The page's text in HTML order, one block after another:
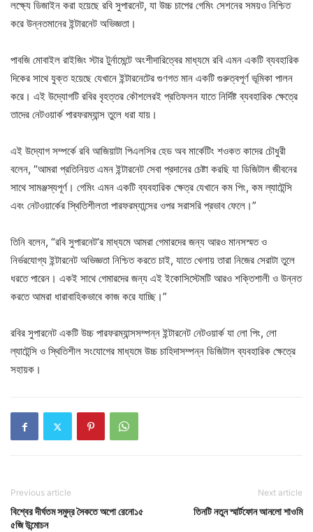
লক্ষ্যে ডিজাইন করা হয়েছে রবি সুপারনেট, যা উচ্চ চাপের গেমিং সেশনের সময়ও নিশ্চিত
করে উন্নতমানের ইন্টারনেট অভিজ্ঞতা।
পাবজি মোবাইল রাইজিং স্টার টুর্নামেন্টে অংশীদারিত্বের মাধ্যমে রবি এমন একটি ব্যবহারিক
দিকের সাথে যুক্ত হয়েছে যেখানে ইন্টারনেটের গুণগত মান একটি গুরুত্বপূর্ণ ভূমিকা পালন
করে। এই উদ্যোগটি রবির বৃহত্তর কৌশলেরই প্রতিফলন যাতে নির্দিষ্ট ব্যবহারিক ক্ষেত্রে
তাদের নেটওয়ার্ক পারফরম্যান্স তুলে ধরা যায়।
এই উদ্যোগ সম্পর্কে রবি আজিয়াটা পিএলসির হেড অব মার্কেটিং শওকত কাদের চৌধুরী
বলেন, “আমরা প্রতিনিয়ত এমন ইন্টারনেট সেবা প্রদানের চেষ্টা করছি যা ডিজিটাল জীবনের
সাথে সামঞ্জস্যপূর্ণ। গেমিং এমন একটি ব্যবহারিক ক্ষেত্র যেখানে কম পিং, কম ল্যাটেন্সি
এবং নেটওয়ার্কের স্থিতিশীলতা পারফরম্যান্সের ওপর সরাসরি প্রভাব ফেলে।”
তিনি বলেন, “রবি সুপারনেট’র মাধ্যমে আমরা গেমারদের জন্য আরও মানসস্মত ও
নির্ভরযোগ্য ইন্টারনেট অভিজ্ঞতা নিশ্চিত করতে চাই, যাতে খেলায় তারা নিজের সেরাটা তুলে
ধরতে পারেন। একই সাথে গেমারদের জন্য এই ইকোসিস্টেমটি আরও শক্তিশালী ও উন্নত
করতে আমরা ধারাবাহিকভাবে কাজ করে যাচ্ছি।”
রবির সুপারনেট একটি উচ্চ পারফরম্যান্সসম্পন্ন ইন্টারনেট নেটওয়ার্ক যা লো পিং, লো
ল্যাটেন্সি ও স্থিতিশীল সংযোগের মাধ্যমে উচ্চ চাহিদাসম্পন্ন ডিজিটাল ব্যবহারিক ক্ষেত্রে
সহায়ক।
Previous article
বিশ্বের দীর্ঘতম সমুদ্র সৈকতে অপো রেনো১৫
৫জি উন্মোচন
Next article
তিনটি নতুন স্মার্টফোন আনলো শাওমি